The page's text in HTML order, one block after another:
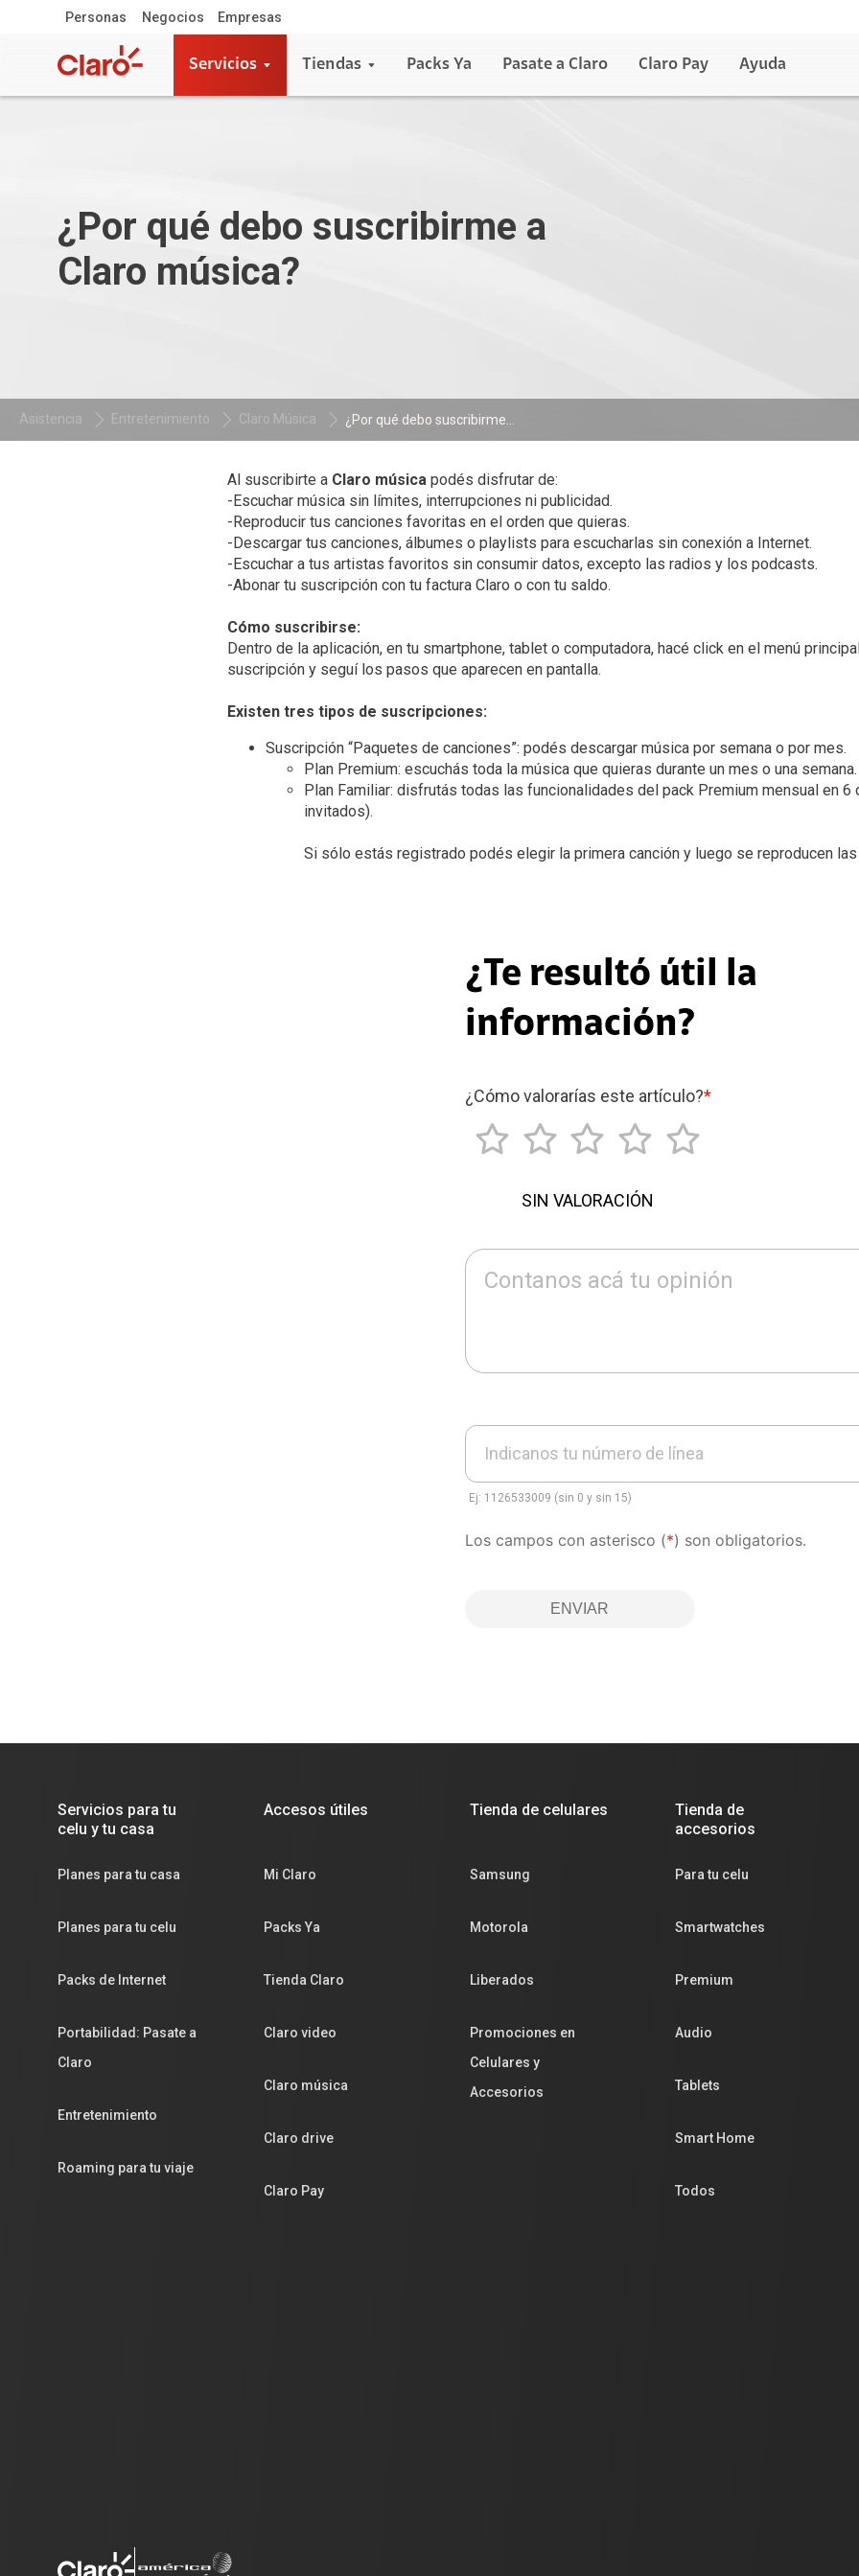
Personas Negocios Empresas
Servicios Tiendas Packs Ya Pasate a Claro Claro Pay Ayuda
¿Por qué debo suscribirme a
Claro música?
Asistencia Entretenimiento Claro Música ¿Por qué debo suscribirme...
Al suscribirte a Claro música podés disfrutar de:
-Escuchar música sin límites, interrupciones ni publicidad.
-Reproducir tus canciones favoritas en el orden que quieras.
-Descargar tus canciones, álbumes o playlists para escucharlas sin conexión a Internet.
-Escuchar a tus artistas favoritos sin consumir datos, excepto las radios y los podcasts.
-Abonar tu suscripción con tu factura Claro o con tu saldo.
Cómo suscribirse:
Dentro de la aplicación, en tu smartphone, tablet o computadora, hacé click en el menú
suscripción y seguí los pasos que aparecen en pantalla.
Existen tres tipos de suscripciones:
Plan Premium: escuchás toda la música que quieras durante un mes o una semana.
Plan Familiar: disfrutás todas las funcionalidades del pack Premium mensual en 6
invitados).
Si sólo estás registrado podés elegir la primera canción y luego se reproducen
¿Te resultó útil la
información?
¿Cómo valorarías este artículo?*
SIN VALORACIÓN
Contanos acá tu opinión
Indicanos tu número de línea
Ej: 1126533009 (sin 0 y sin 15)
Los campos con asterisco (*) son obligatorios.
ENVIAR
Servicios para tu
celu y tu casa
Planes para tu casa
Planes para tu celu
Packs de Internet
Portabilidad: Pasate a
Claro
Entretenimiento
Roaming para tu viaje
Accesos útiles
Mi Claro
Packs Ya
Tienda Claro
Claro video
Claro música
Claro drive
Claro Pay
Tienda de celulares
Samsung
Motorola
Liberados
Promociones en
Celulares y
Accesorios
Tienda de
accesorios
Para tu celu
Smartwatches
Premium
Audio
Tablets
Smart Home
Todos